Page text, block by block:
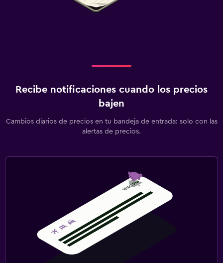
Recibe notificaciones cuando los precios
bajen
Cambios diarios de precios en tu bandeja de entrada: solo con las
alertas de precios.